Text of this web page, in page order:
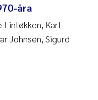
åra
Linløkken, Karl
Johnsen, Sigurd